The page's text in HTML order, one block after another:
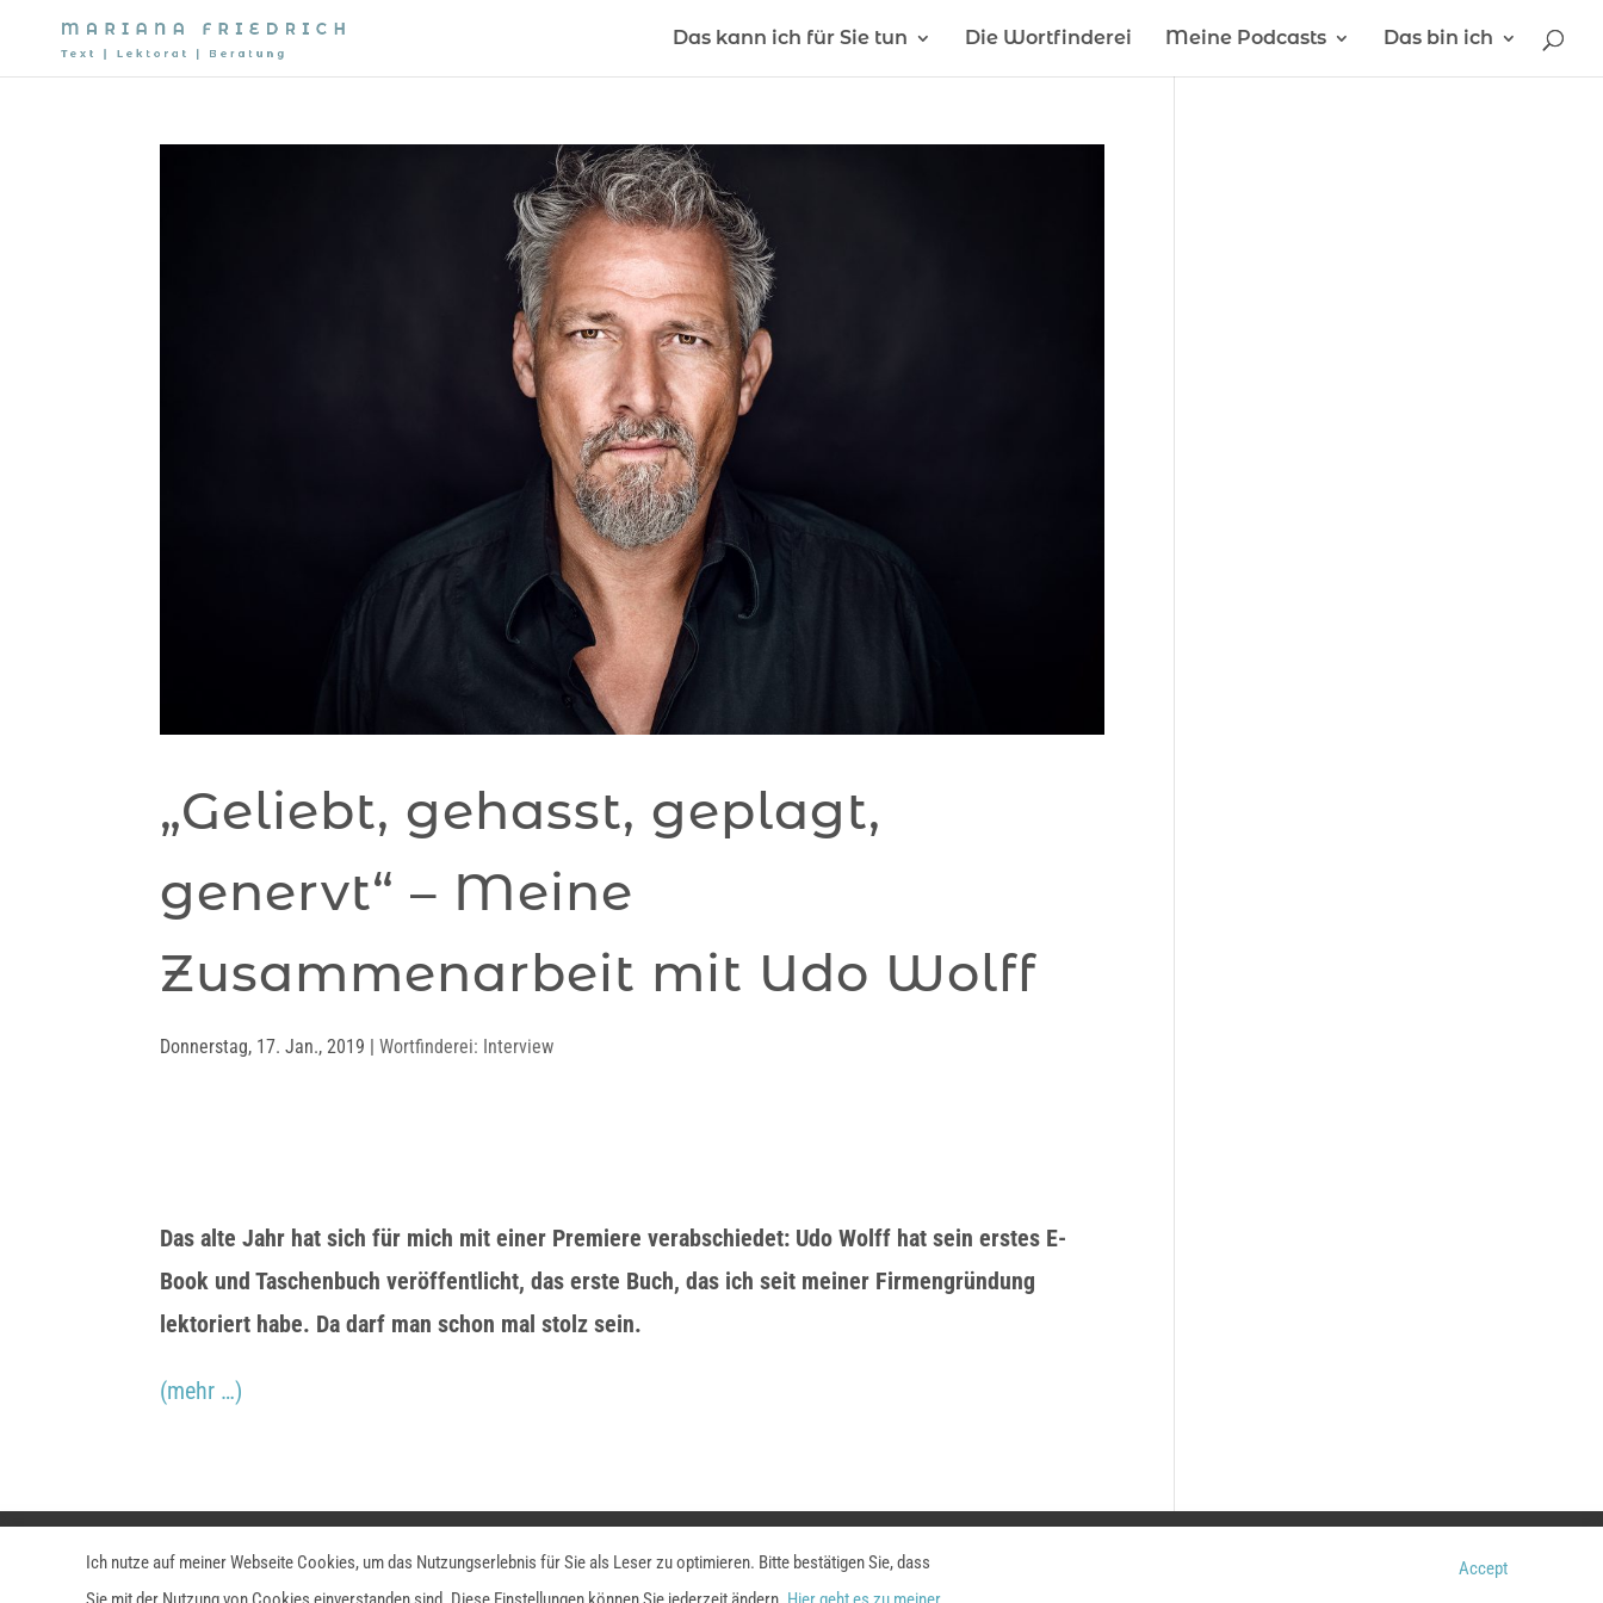
Das kann ich für Sie tun Die Wortfinderei Meine Podcasts Das bin ich
„Geliebt, gehasst, geplagt,
genervt“ – Meine
Zusammenarbeit mit Udo Wolff
Donnerstag, 17. Jan., 2019 |Wortfinderei: Interview
Das alte Jahr hat sich für mich mit einer Premiere verabschiedet: Udo Wolff hat sein erstes E-
Book und Taschenbuch veröffentlicht, das erste Buch, das ich seit meiner Firmengründung
lektoriert habe. Da darf man schon mal stolz sein.
(mehr …)
Datenschutzerklärung Impressum AGB
Ich nutze auf meiner Webseite Cookies, um das Nutzungserlebnis für Sie als Leser zu optimieren. Bitte bestätigen Sie, dass
Accept